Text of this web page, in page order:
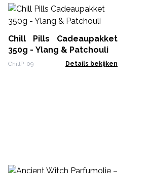
Chill Pills Cadeaupakket
350g - Ylang & Patchouli
ChillP-09 Details bekijken